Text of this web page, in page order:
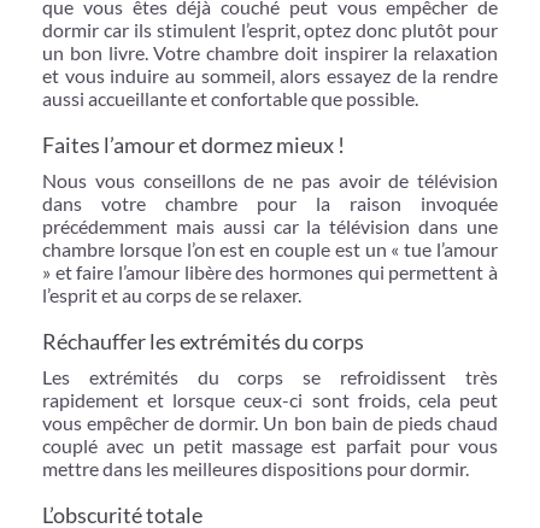
que vous êtes déjà couché peut vous empêcher de
dormir car ils stimulent l’esprit, optez donc plutôt pour
un bon livre. Votre chambre doit inspirer la relaxation
et vous induire au sommeil, alors essayez de la rendre
aussi accueillante et confortable que possible.
Faites l’amour et dormez mieux !
Nous vous conseillons de ne pas avoir de télévision
dans votre chambre pour la raison invoquée
précédemment mais aussi car la télévision dans une
chambre lorsque l’on est en couple est un « tue l’amour
» et faire l’amour libère des hormones qui permettent à
l’esprit et au corps de se relaxer.
Réchauffer les extrémités du corps
Les extrémités du corps se refroidissent très
rapidement et lorsque ceux-ci sont froids, cela peut
vous empêcher de dormir. Un bon bain de pieds chaud
couplé avec un petit massage est parfait pour vous
mettre dans les meilleures dispositions pour dormir.
L’obscurité totale